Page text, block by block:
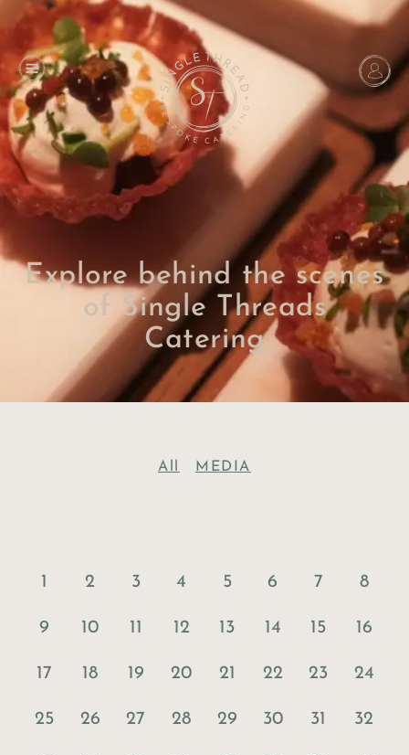
Explore behind the scenes
of Single Threads
Catering
All MEDIA
1 2 3 4 5 6 7 8
9 10 11 12 13 14 15 16
17 18 19 20 21 22 23 24
25 26 27 28 29 30 31 32